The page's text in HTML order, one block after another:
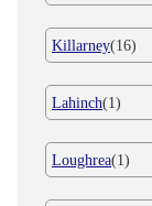
Killarney(16)
Lahinch(1)
Loughrea(1)